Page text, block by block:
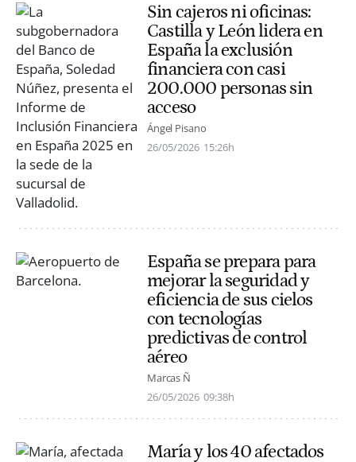
Sin cajeros ni oficinas:
Castilla y León lidera en
España la exclusión
financiera con casi
200.000 personas sin
acceso
Ángel Pisano
26/05/2026 15:26h
España se prepara para
mejorar la seguridad y
eficiencia de sus cielos
con tecnologías
predictivas de control
aéreo
Marcas Ñ
26/05/2026 09:38h
María y los 40 afectados